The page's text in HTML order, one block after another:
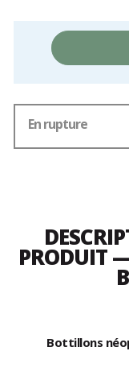
En rupture
PRODUIT
Bottillons